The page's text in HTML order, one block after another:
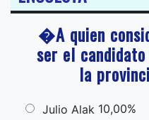
�A quien
ser el
la
Julio Alak 10,00%